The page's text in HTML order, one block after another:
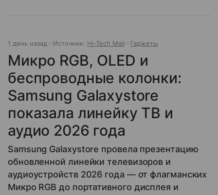
1 день назад Источник: Hi-Tech Mail Гаджеты
Микро RGB, OLED и
беспроводные колонки:
Samsung Galaxystore
показала линейку ТВ и
аудио 2026 года
Samsung Galaxystore провела презентацию
обновленной линейки телевизоров и
аудиоустройств 2026 года — от флагманских
Микро RGB до портативного дисплея и